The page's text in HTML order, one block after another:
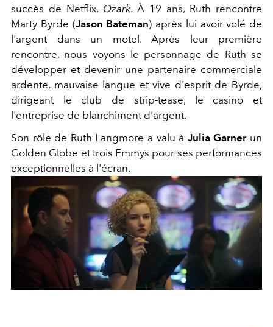
succès de Netflix, Ozark. À 19 ans, Ruth rencontre
Marty Byrde (Jason Bateman) après lui avoir volé de
l'argent dans un motel. Après leur première
rencontre, nous voyons le personnage de Ruth se
développer et devenir une partenaire commerciale
ardente, mauvaise langue et vive d'esprit de Byrde,
dirigeant le club de strip-tease, le casino et
l'entreprise de blanchiment d'argent.
Son rôle de Ruth Langmore a valu à Julia Garnerun
Golden Globe et trois Emmys pour ses performances
exceptionnelles à l'écran.